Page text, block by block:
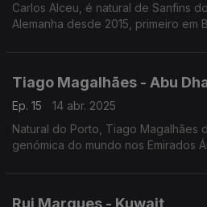
Carlos Alceu, é natural de Sanfins
Alemanha desde 2015, primeiro em
Tiago Magalhães - Abu
Ep. 15
14 abr. 2025
Natural do Porto, Tiago Magalhães
genómica do mundo nos Emirados
Rui Marques - Kuwait